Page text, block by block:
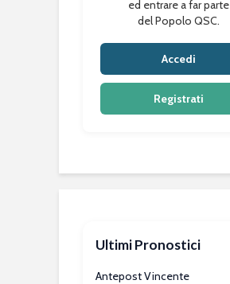
ed entrare a far parte
del Popolo QSC.
Accedi
Registrati
Ultimi Pronostici
Antepost Vincente